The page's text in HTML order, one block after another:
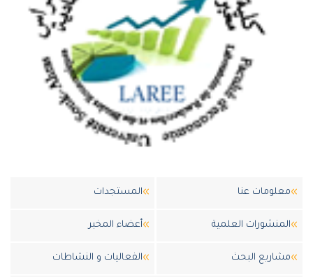
معلومات عنا المستجدات
المنشورات العلمية أعضاء المخبر
مشاريع البحث الفعاليات و النشاطات